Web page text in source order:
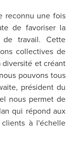
reconnu une fois
de favoriser la
travail. Cette
collectives de
diversité et créant
pouvons tous
, président du
nous permet de
qui répond aux
à l'échelle